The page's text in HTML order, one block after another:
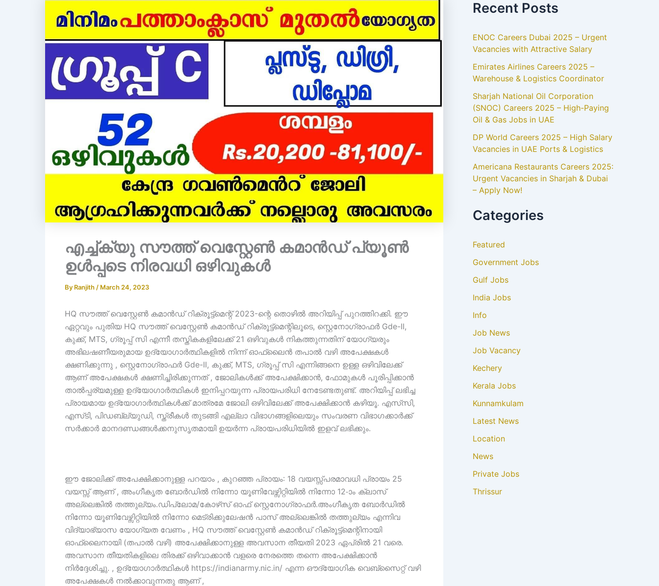
എച്ച്ക്യു സൗത്ത് വെസ്റ്റേൺ കമാൻഡ് പ്യൂൺ
ഉൾപ്പടെ നിരവധി ഒഴിവുകൾ
By Ranjith / March 24, 2023
HQ സൗത്ത് വെസ്റ്റേൺ കമാൻഡ് റിക്രൂട്ട്‌മെന്റ് 2023-ന്റെ തൊഴിൽ അറിയിപ്പ് പുറത്തിറക്കി. ഈ
ഏറ്റവും പുതിയ HQ സൗത്ത് വെസ്റ്റേൺ കമാൻഡ് റിക്രൂട്ട്‌മെന്റിലൂടെ, സ്റ്റെനോഗ്രാഫർ Gde-II,
കുക്ക്, MTS, ഗ്രൂപ്പ് സി എന്നീ തസ്തികകളിലേക്ക് 21 ഒഴിവുകൾ നികത്തുന്നതിന് യോഗ്യരും
അഭിലഷണീയരുമായ ഉദ്യോഗാർത്ഥികളിൽ നിന്ന് ഓഫ്‌ലൈൻ തപാൽ വഴി അപേക്ഷകൾ
ക്ഷണിക്കുന്നു , സ്റ്റെനോഗ്രാഫർ Gde-II, കുക്ക്, MTS, ഗ്രൂപ്പ് സി എന്നിങ്ങനെ ഉള്ള ഒഴിവിലേക്ക്
ആണ് അപേക്ഷകൾ ക്ഷണിച്ചിരിക്കുന്നത് , ജോലികൾക്ക് അപേക്ഷിക്കാൻ, ഫോമുകൾ പൂരിപ്പിക്കാൻ
താൽപ്പര്യമുള്ള ഉദ്യോഗാർത്ഥികൾ ഇനിപ്പറയുന്ന പ്രായപരിധി നേടേണ്ടതുണ്ട്. അറിയിപ്പ് ലഭിച്ച
പ്രായമായ ഉദ്യോഗാർത്ഥികൾക്ക് മാത്രമേ ജോലി ഒഴിവിലേക്ക് അപേക്ഷിക്കാൻ കഴിയൂ. എസ്‌സി,
എസ്‌ടി, പിഡബ്ല്യുഡി, സ്ത്രീകൾ തുടങ്ങി എല്ലാ വിഭാഗങ്ങളിലെയും സംവരണ വിഭാഗക്കാർക്ക്
സർക്കാർ മാനദണ്ഡങ്ങൾക്കനുസൃതമായി ഉയർന്ന പ്രായപരിധിയിൽ ഇളവ് ലഭിക്കും.
ഈ ജോലിക്ക് അപേക്ഷിക്കാനുള്ള പറയാം , കുറഞ്ഞ പ്രായം: 18 വയസ്സ്പരമാവധി പ്രായം 25
വയസ്സ് ആണ് , അംഗീകൃത ബോർഡിൽ നിന്നോ യൂണിവേഴ്സിറ്റിയിൽ നിന്നോ 12-ാം ക്ലാസ്
അല്ലെങ്കിൽ തത്തുല്യം.ഡിപ്ലോമ/കോഴ്‌സ് ഓഫ് സ്റ്റെനോഗ്രാഫർ.അംഗീകൃത ബോർഡിൽ
നിന്നോ യൂണിവേഴ്സിറ്റിയിൽ നിന്നോ മെട്രിക്കുലേഷൻ പാസ് അല്ലെങ്കിൽ തത്തുല്യം എന്നിവ
വിദ്യാഭ്യാസ യോഗ്യത വേണം , HQ സൗത്ത് വെസ്റ്റേൺ കമാൻഡ് റിക്രൂട്ട്‌മെന്റിനായി
ഓഫ്‌ലൈനായി (തപാൽ വഴി) അപേക്ഷിക്കാനുള്ള അവസാന തീയതി 2023 ഏപ്രിൽ 21 വരെ.
അവസാന തീയതികളിലെ തിരക്ക് ഒഴിവാക്കാൻ വളരെ നേരത്തെ തന്നെ അപേക്ഷിക്കാൻ
നിർദ്ദേശിച്ചു. , ഉദ്യോഗാർത്ഥികൾ https://indianarmy.nic.in/ എന്ന ഔദ്യോഗിക വെബ്സൈറ്റ് വഴി
അപേക്ഷകൾ നൽക്കാവുന്നതു ആണ് ,
Recent Posts
ENOC Careers Dubai 2025 – Urgent
Vacancies with Attractive Salary
Emirates Airlines Careers 2025 –
Warehouse & Logistics Coordinator
Sharjah National Oil Corporation
(SNOC) Careers 2025 – High-Paying
Oil & Gas Jobs in UAE
DP World Careers 2025 – High Salary
Vacancies in UAE Ports & Logistics
Americana Restaurants Careers 2025:
Urgent Vacancies in Sharjah & Dubai
– Apply Now!
Categories
Featured
Government Jobs
Gulf Jobs
India Jobs
Info
Job News
Job Vacancy
Kechery
Kerala Jobs
Kunnamkulam
Latest News
Location
News
Private Jobs
Thrissur